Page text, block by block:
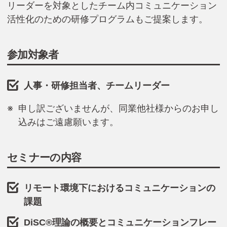
リーダーを対象としたチーム内コミュニケーション
活性化のための研修プログラムもご提案します。
参加対象者
人事・研修担当者、チームリーダー
申し訳ございませんが、同業他社様からのお申し
込みはご遠慮願います。
セミナーの内容
リモート環境下におけるコミュニケーションの
課題
DiSC®理論の概要とコミュニケーションフレー